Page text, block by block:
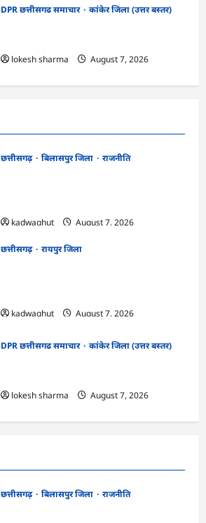
DPR छत्तीसगढ समाचार
कांकेर जिला (उत्तर बस्तर)
lokesh sharma
August 7, 2026
छत्तीसगढ़ बिलासपुर जिला
राजनीति
kadwaghut
August 7, 2026
छत्तीसगढ़
रायपुर जिला
kadwaghut
August 7, 2026
DPR छत्तीसगढ समाचार
कांकेर जिला (उत्तर बस्तर)
lokesh sharma
August 7, 2026
छत्तीसगढ़ बिलासपुर जिला
राजनीति